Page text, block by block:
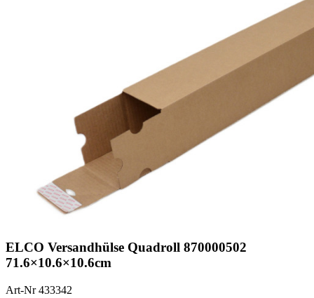
ELCO Versandhülse Quadroll 870000502
71.6×10.6×10.6cm
Art-Nr433342